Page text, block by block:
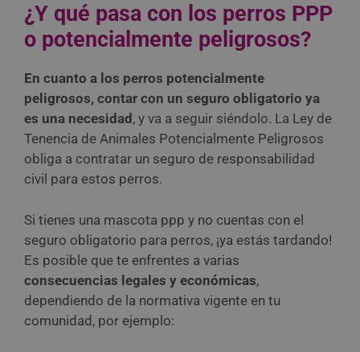
¿Y qué pasa con los perros PPP
o potencialmente peligrosos?
En cuanto a los perros potencialmente
peligrosos, contar con un seguro obligatorio ya
es una necesidad , y va a seguir siéndolo. La Ley de
Tenencia de Animales Potencialmente Peligrosos
obliga a contratar un seguro de responsabilidad
civil para estos perros.
Si tienes una mascota ppp y no cuentas con el
seguro obligatorio para perros, ¡ya estás tardando!
Es posible que te enfrentes a varias
consecuencias legales y económicas,
dependiendo de la normativa vigente en tu
comunidad, por ejemplo: